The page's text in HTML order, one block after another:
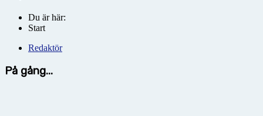
Du är här:
Start
Redaktör
På gång...